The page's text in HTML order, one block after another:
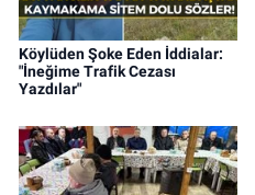
Köylüden Şoke Eden İddialar:
"İneğime Trafik Cezası
Yazdılar"